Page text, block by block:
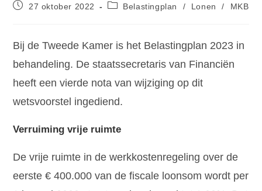
27 oktober 2022 Belastingplan / Lonen / MKB
Bij de Tweede Kamer is het Belastingplan 2023 in
behandeling. De staatssecretaris van Financiën
heeft een vierde nota van wijziging op dit
wetsvoorstel ingediend.
Verruiming vrije ruimte
De vrije ruimte in de werkkostenregeling over de
eerste € 400.000 van de fiscale loonsom wordt per